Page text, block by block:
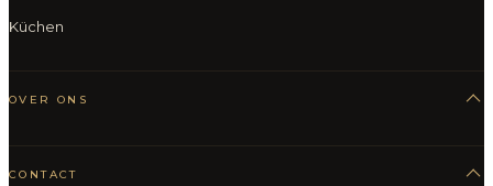
Küchen
OVER ONS
CONTACT